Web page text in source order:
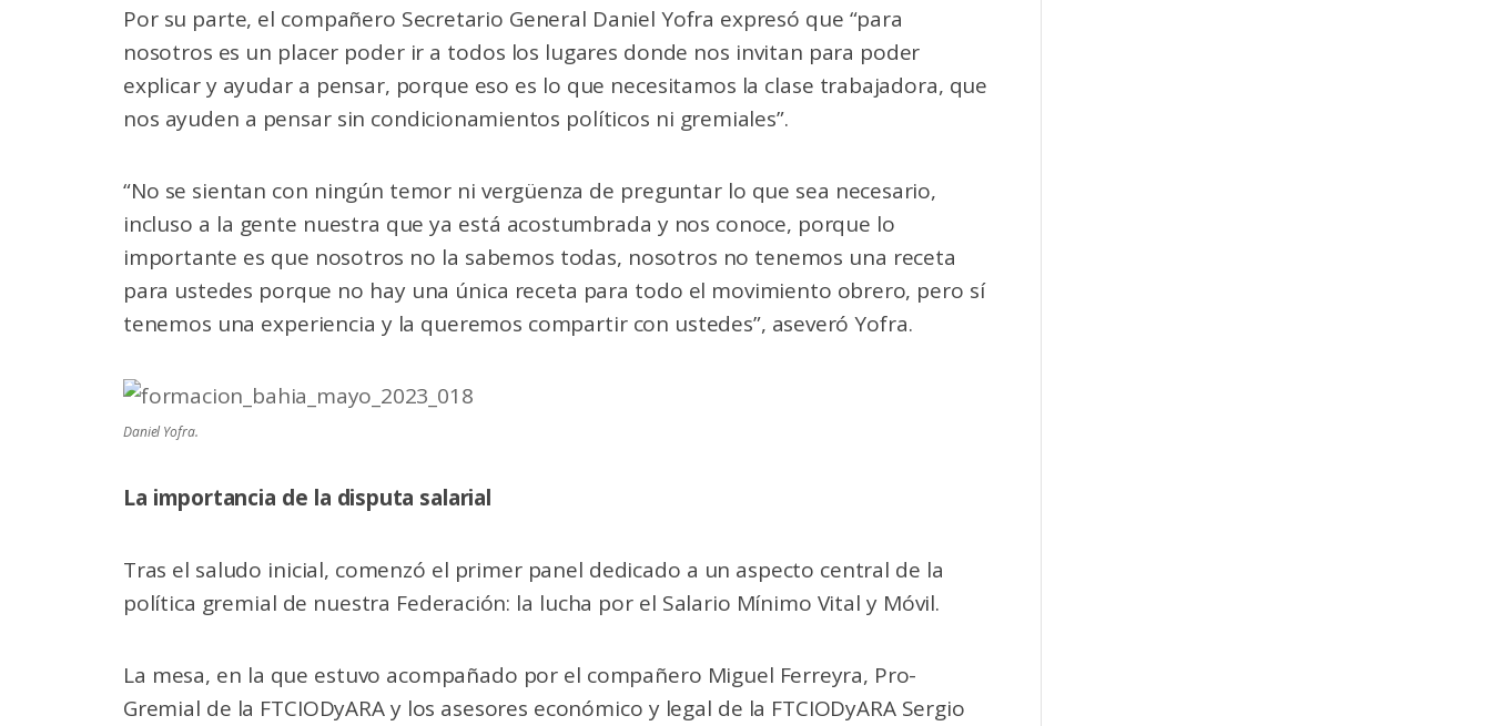
Por su parte, el compañero Secretario General Daniel Yofra expresó que “para
nosotros es un placer poder ir a todos los lugares donde nos invitan para poder
explicar y ayudar a pensar, porque eso es lo que necesitamos la clase trabajadora, que
nos ayuden a pensar sin condicionamientos políticos ni gremiales”.
“No se sientan con ningún temor ni vergüenza de preguntar lo que sea necesario,
incluso a la gente nuestra que ya está acostumbrada y nos conoce, porque lo
importante es que nosotros no la sabemos todas, nosotros no tenemos una receta
para ustedes porque no hay una única receta para todo el movimiento obrero, pero sí
tenemos una experiencia y la queremos compartir con ustedes”, aseveró Yofra.
Daniel Yofra.
La importancia de la disputa salarial
Tras el saludo inicial, comenzó el primer panel dedicado a un aspecto central de la
política gremial de nuestra Federación: la lucha por el Salario Mínimo Vital y Móvil.
La mesa, en la que estuvo acompañado por el compañero Miguel Ferreyra, Pro-
Gremial de la FTCIODyARA y los asesores económico y legal de la FTCIODyARA Sergio